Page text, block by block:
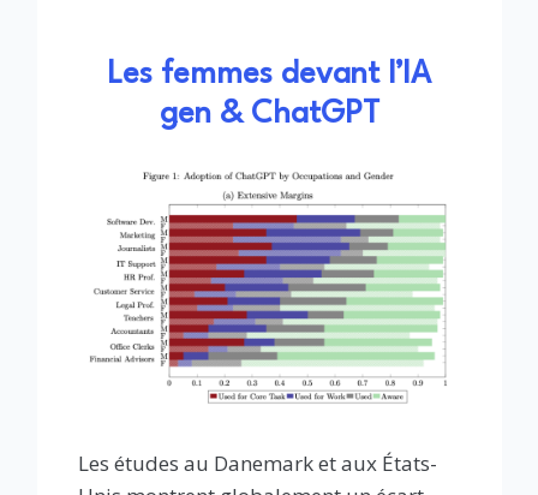
Les femmes devant l’IA
gen & ChatGPT
Les études au Danemark et aux États-